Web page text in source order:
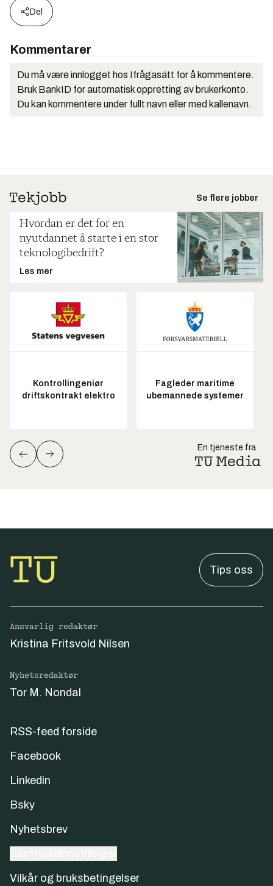
Del
Kommentarer
Du må være innlogget hos Ifrågasätt for å kommentere.
Bruk BankID for automatisk oppretting av brukerkonto.
Du kan kommentere under fullt navn eller med kallenavn.
Se flere jobber
Hvordan er det for en
nyutdannet å starte i en stor
teknologibedrift?
Les mer
Kontrollingeniør
driftskontrakt elektro
Fagleder maritime
ubemannede systemer
En tjeneste fra
Tips oss
Ansvarlig redaktør
Kristina Fritsvold Nilsen
Nyhetsredaktør
Tor M. Nondal
RSS-feed forside
Facebook
Linkedin
Bsky
Nyhetsbrev
Vilkår og bruksbetingelser